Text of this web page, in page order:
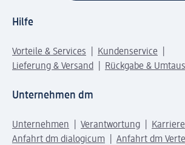
Hilfe
Vorteile & Services
Kundenservice
Lieferung & Versand
Rückgabe &
Unternehmen dm
Unternehmen Verantwortung Karriere
Anfahrt dm dialogicum
Anfahrt dm